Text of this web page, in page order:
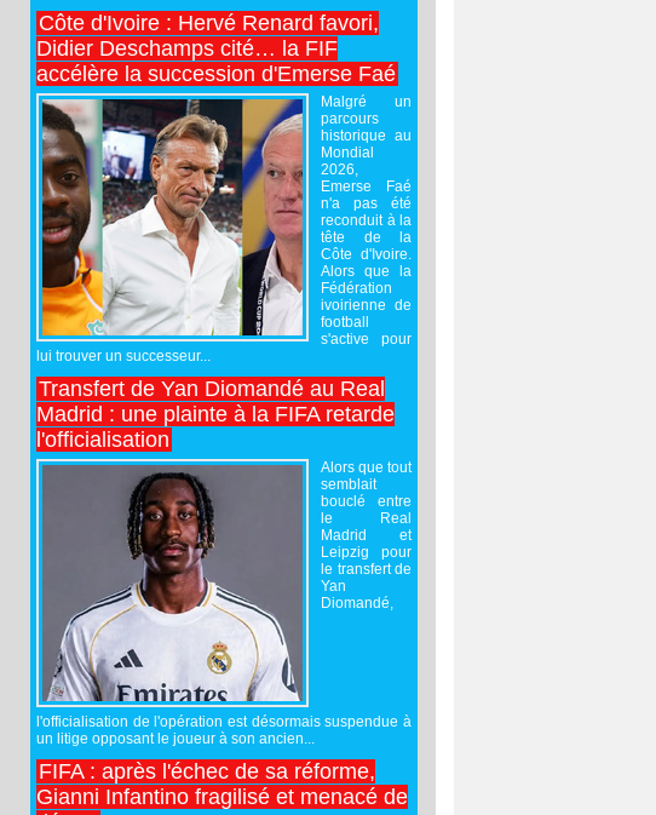
Côte d'Ivoire : Hervé Renard favori,
Didier Deschamps cité… la FIF
accélère la succession d'Emerse Faé
Malgré un
parcours
historique au
Mondial
2026,
Emerse Faé
n'a pas été
reconduit à la
tête de la
Côte d'Ivoire.
Alors que la
Fédération
ivoirienne de
football
s'active pour
lui trouver un successeur...
Transfert de Yan Diomandé au Real
Madrid : une plainte à la FIFA retarde
l'officialisation
Alors que tout
semblait
bouclé entre
le Real
Madrid et
Leipzig pour
le transfert de
Yan
Diomandé,
l'officialisation de l'opération est désormais suspendue à
un litige opposant le joueur à son ancien...
FIFA : après l'échec de sa réforme,
Gianni Infantino fragilisé et menacé de